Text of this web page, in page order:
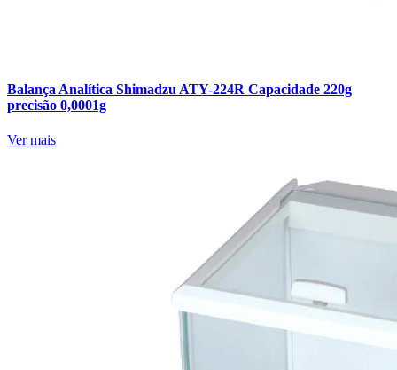
Balança Analítica Shimadzu ATY-224R Capacidade 220g
precisão 0,0001g
Ver mais